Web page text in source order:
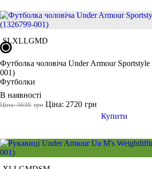
SLXLLGMD
Футболка чоловіча Under Armour
001)
Футболки
В наявності
грн
Ціна: 3630 грн
Ціна: 2720
Купити